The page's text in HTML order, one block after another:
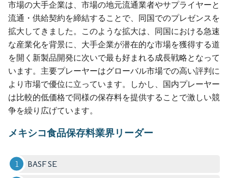
市場の大手企業は、市場の地元流通業者やサプライヤーと
流通・供給契約を締結することで、同国でのプレゼンスを
拡大してきました。このような拡大は、同国における急速
な産業化を背景に、大手企業が潜在的な市場を獲得する道
を開く新製品開発に次いで最も好まれる成長戦略となって
います。主要プレーヤーはグローバル市場での高い評判に
より市場で優位に立っています。しかし、国内プレーヤー
は比較的低価格で同様の保存料を提供することで激しい競
争を繰り広げています。
メキシコ食品保存料業界リーダー
BASF SE